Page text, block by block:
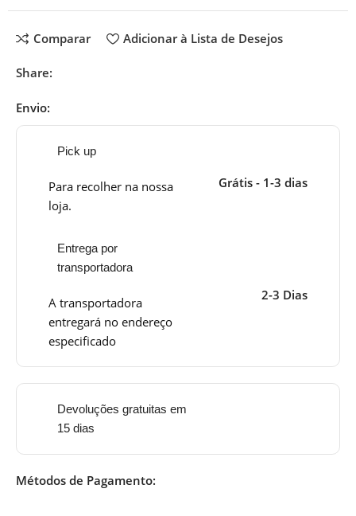
Comparar Adicionar à Lista de Desejos
Share:
Envio:
Pick up
Para recolher na nossa
loja.
Grátis - 1-3 dias
Entrega por
transportadora
A transportadora
entregará no endereço
especificado
2-3 Dias
Devoluções gratuitas em
15 dias
Métodos de Pagamento: